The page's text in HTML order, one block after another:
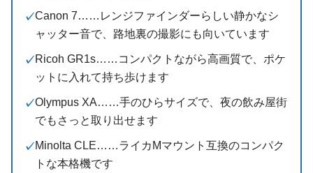
Canon 7……レンジファインダーらしい静かなシ
ャッター音で、路地裏の撮影にも向いています
Ricoh GR1s……コンパクトながら高画質で、ポケ
ットに入れて持ち歩けます
Olympus XA……手のひらサイズで、夜の飲み屋街
でもさっと取り出せます
Minolta CLE……ライカMマウント互換のコンパク
トな本格機です